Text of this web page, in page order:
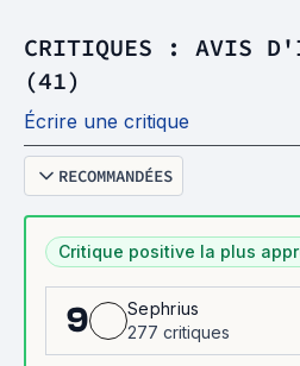
CRITIQUES : AVIS
(41)
Écrire une critique
RECOMMANDÉES
Critique positive la plus
9
Sephrius
277 critiques